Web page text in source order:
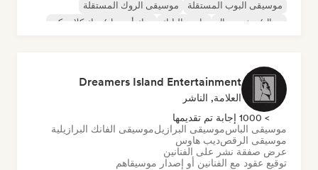
موسيقى البوب المستقلة
موسيقى الروك المستقلة
ميتال/هيفي ميتال
ما بعد البانك روك أند رول/روك كلاسيكي
Dreamers Island Entertainment
العلامة, الناشر
> 1000 إجابة تم تقديمها
موسيقى الباسموسيقى البرازيلموسيقى الفانك البرازيلية
موسيقى الرقصديب هاوس
عرض صفقة نشر على الفنانين
توقيع عقود مع الفنانين أو إصدار موسيقاهم